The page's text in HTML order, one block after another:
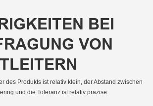
BEI
VON
des Produkts ist relativ klein, der Abstand zwischen
und die Toleranz ist relativ präzise.